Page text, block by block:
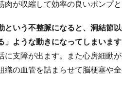
肉が収縮して効率の良いポンプと
という不整脈になると、洞結節
」ような動きになってしまいます
に支障が出ます。また心房細動
織の血管を詰まらせて脳梗塞や